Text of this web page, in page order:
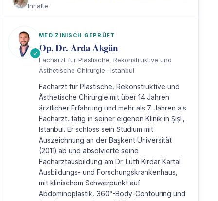
Inhalte
MEDIZINISCH GEPRÜFT
Op. Dr. Arda Akgün
Facharzt für Plastische, Rekonstruktive und
Ästhetische Chirurgie · Istanbul
Facharzt für Plastische, Rekonstruktive und
Ästhetische Chirurgie mit über 14 Jahren
ärztlicher Erfahrung und mehr als 7 Jahren als
Facharzt, tätig in seiner eigenen Klinik in Şişli,
Istanbul. Er schloss sein Studium mit
Auszeichnung an der Başkent Universität
(2011) ab und absolvierte seine
Facharztausbildung am Dr. Lütfi Kırdar Kartal
Ausbildungs- und Forschungskrankenhaus,
mit klinischem Schwerpunkt auf
Abdominoplastik, 360°-Body-Contouring und